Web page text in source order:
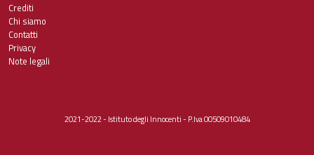
Crediti
Chi siamo
Contatti
Privacy
Note legali
2021-2022 - Istituto degli Innocenti - P.Iva 00509010484